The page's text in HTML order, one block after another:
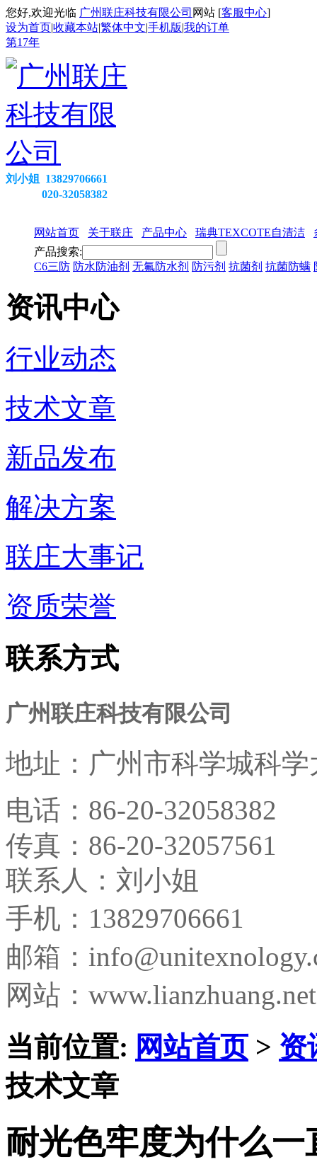
您好,欢迎光临 广州联庄科技有限公司 网站 [客服中心]
设为首页|收藏本站|繁体中文|手机版|我的订单
第17年
刘小姐 13829706661
020-32058382
网站首页 关于联庄 产品中心 瑞典TEXCOTE自清洁
产品搜索:
C6三防 防水防油剂 无氟防水剂 防污剂 抗菌剂 抗菌防螨
资讯中心
行业动态
技术文章
新品发布
解决方案
联庄大事记
资质荣誉
联系方式
广州联庄科技有限公司
地址： 广州市科学城科
电话： 86-20-32058382
传真： 86-20-32057561
联系人：刘小姐
手机：13829706661
邮箱：
网站：www.lianzhuang.net
当前位置: 网站首页> 资
技术文章
耐光色牢度为什么